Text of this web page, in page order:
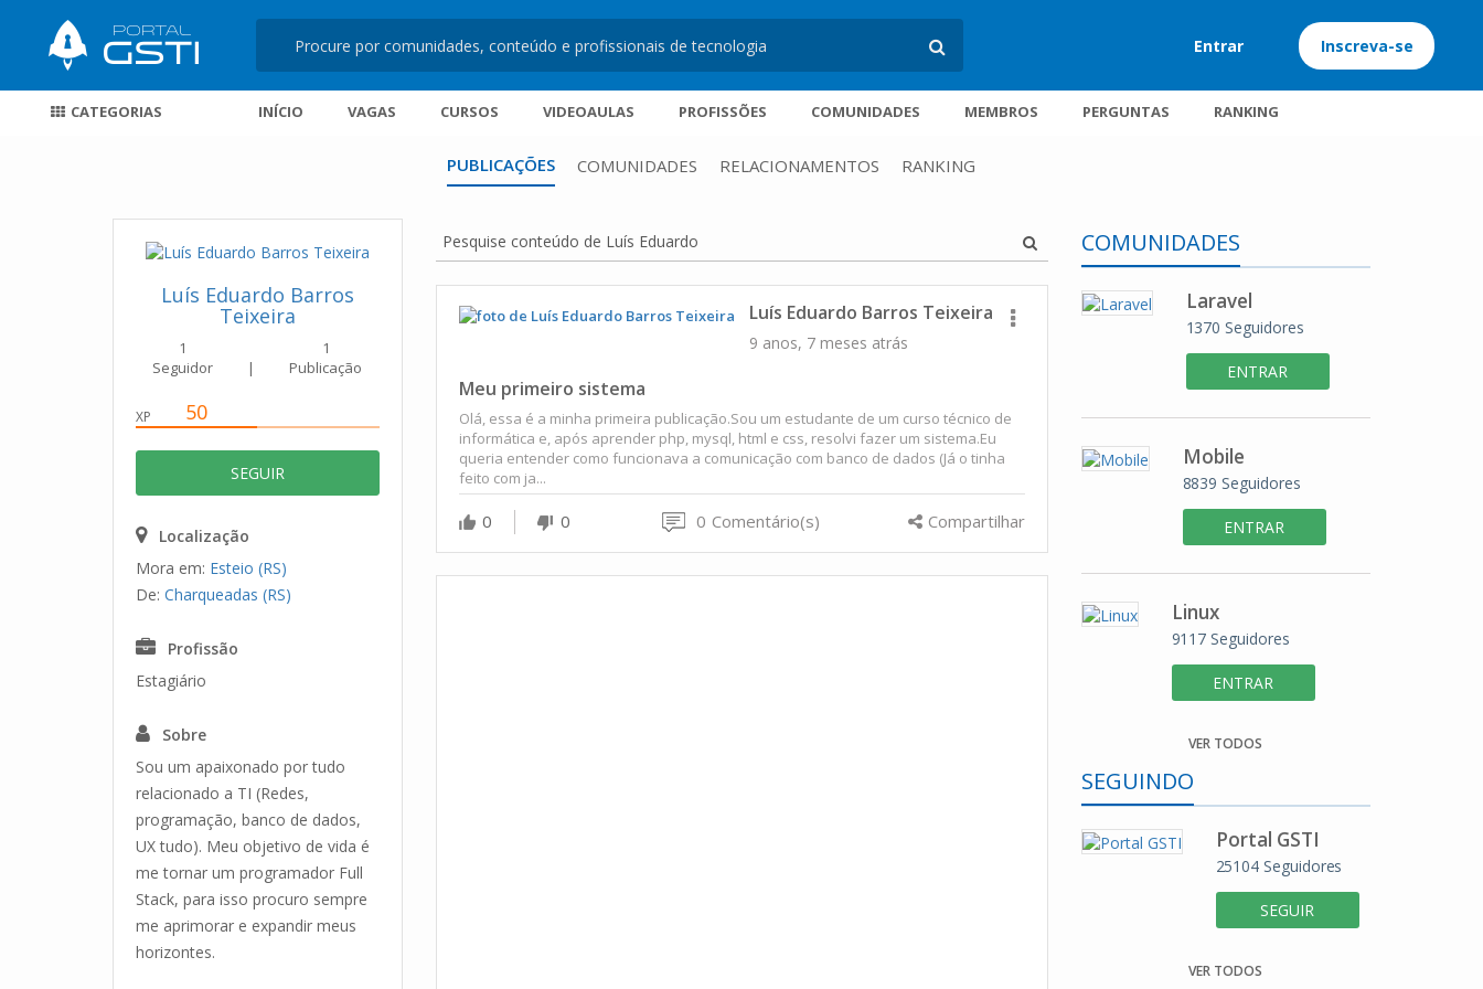
Entrar Inscreva-se
CATEGORIAS INÍCIO VAGAS CURSOS VIDEOAULAS PROFISSÕES COMUNIDADES MEMBROS PERGUNTAS RANKING
PUBLICAÇÕES COMUNIDADES RELACIONAMENTOS RANKING
Luís Eduardo Barros
Teixeira
1
Seguidor
|
1
Publicação
XP 50
SEGUIR
Localização
Mora em: Esteio (RS)
De: Charqueadas (RS)
Profissão
Estagiário
Sobre
Sou um apaixonado por tudo
relacionado a TI (Redes,
programação, banco de dados,
UX tudo). Meu objetivo de vida é
me tornar um programador Full
Stack, para isso procuro sempre
me aprimorar e expandir meus
horizontes.
Pesquise conteúdo de Luís Eduardo
Luís Eduardo Barros Teixeira
9 anos, 7 meses atrás
Meu primeiro sistema
Olá, essa é a minha primeira publicação.Sou um estudante de um curso técnico de
informática e, após aprender php, mysql, html e css, resolvi fazer um sistema.Eu
queria entender como funcionava a comunicação com banco de dados (Já o tinha
feito com ja...
0 0 0 Comentário(s) Compartilhar
COMUNIDADES
Laravel
1370 Seguidores
ENTRAR
Mobile
8839 Seguidores
ENTRAR
Linux
9117 Seguidores
ENTRAR
VER TODOS
SEGUINDO
Portal GSTI
25104 Seguidores
SEGUIR
VER TODOS